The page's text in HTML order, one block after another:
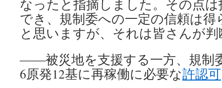
なったと指摘しました。その点
でき、規制委への一定の信頼は
と思いますが、それは皆さんが
――被災地を支援する一方、規制
6原発12基に再稼働に必要な許認可